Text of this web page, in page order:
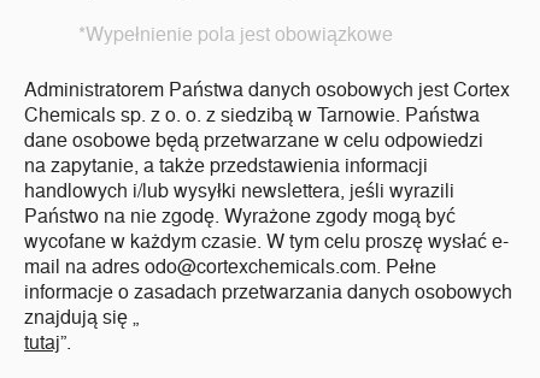
*Wypełnienie pola jest obowiązkowe
Administratorem Państwa danych osobowych jest Cortex
Chemicals sp. z o. o. z siedzibą w Tarnowie. Państwa
dane osobowe będą przetwarzane w celu odpowiedzi
na zapytanie, a także przedstawienia informacji
handlowych i/lub wysyłki newslettera, jeśli wyrazili
Państwo na nie zgodę. Wyrażone zgody mogą być
wycofane w każdym czasie. W tym celu proszę wysłać e-
mail na adres odo@cortexchemicals.com. Pełne
informacje o zasadach przetwarzania danych osobowych
znajdują się „
tutaj”.